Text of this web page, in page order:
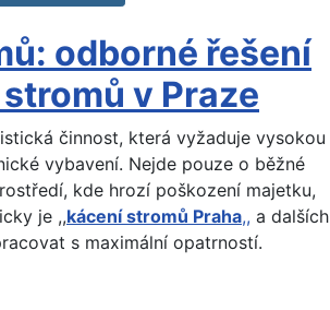
odborné řešení
v Praze
činnost, která vyžaduje vysokou
vybavení. Nejde pouze o běžné
kde hrozí poškození majetku,
je ,,kácení stromů Praha,, a dalších
s maximální opatrností.